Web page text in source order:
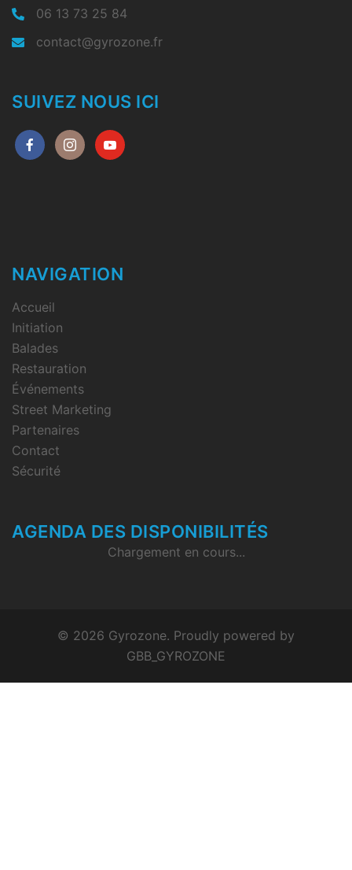
06 13 73 25 84
contact@gyrozone.fr
SUIVEZ NOUS ICI
NAVIGATION
Accueil
Initiation
Balades
Restauration
Événements
Street Marketing
Partenaires
Contact
Sécurité
AGENDA DES DISPONIBILITÉS
Chargement en cours...
© 2026 Gyrozone. Proudly powered by
GBB_GYROZONE